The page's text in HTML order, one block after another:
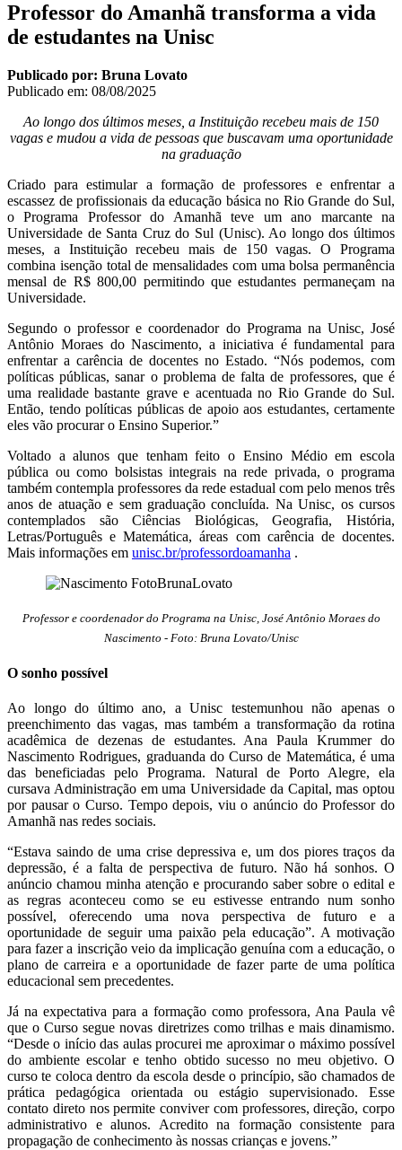
Professor do Amanhã transforma a vida
de estudantes na Unisc
Publicado por: Bruna Lovato
Publicado em: 08/08/2025
Ao longo dos últimos meses, a Instituição recebeu mais de 150
vagas e mudou a vida de pessoas que buscavam uma oportunidade
na graduação
Criado para estimular a formação de professores e enfrentar a
escassez de profissionais da educação básica no Rio Grande do Sul,
o Programa Professor do Amanhã teve um ano marcante na
Universidade de Santa Cruz do Sul (Unisc). Ao longo dos últimos
meses, a Instituição recebeu mais de 150 vagas. O Programa
combina isenção total de mensalidades com uma bolsa permanência
mensal de R$ 800,00 permitindo que estudantes permaneçam na
Universidade.
Segundo o professor e coordenador do Programa na Unisc, José
Antônio Moraes do Nascimento, a iniciativa é fundamental para
enfrentar a carência de docentes no Estado. “Nós podemos, com
políticas públicas, sanar o problema de falta de professores, que é
uma realidade bastante grave e acentuada no Rio Grande do Sul.
Então, tendo políticas públicas de apoio aos estudantes, certamente
eles vão procurar o Ensino Superior.”
Voltado a alunos que tenham feito o Ensino Médio em escola
pública ou como bolsistas integrais na rede privada, o programa
também contempla professores da rede estadual com pelo menos três
anos de atuação e sem graduação concluída. Na Unisc, os cursos
contemplados são Ciências Biológicas, Geografia, História,
Letras/Português e Matemática, áreas com carência de docentes.
Mais informações em unisc.br/professordoamanha .
Professor e coordenador do Programa na Unisc, José Antônio Moraes do
Nascimento - Foto: Bruna Lovato/Unisc
O sonho possível
Ao longo do último ano, a Unisc testemunhou não apenas o
preenchimento das vagas, mas também a transformação da rotina
acadêmica de dezenas de estudantes. Ana Paula Krummer do
Nascimento Rodrigues, graduanda do Curso de Matemática, é uma
das beneficiadas pelo Programa. Natural de Porto Alegre, ela
cursava Administração em uma Universidade da Capital, mas optou
por pausar o Curso. Tempo depois, viu o anúncio do Professor do
Amanhã nas redes sociais.
“Estava saindo de uma crise depressiva e, um dos piores traços da
depressão, é a falta de perspectiva de futuro. Não há sonhos. O
anúncio chamou minha atenção e procurando saber sobre o edital e
as regras aconteceu como se eu estivesse entrando num sonho
possível, oferecendo uma nova perspectiva de futuro e a
oportunidade de seguir uma paixão pela educação”. A motivação
para fazer a inscrição veio da implicação genuína com a educação, o
plano de carreira e a oportunidade de fazer parte de uma política
educacional sem precedentes.
Já na expectativa para a formação como professora, Ana Paula vê
que o Curso segue novas diretrizes como trilhas e mais dinamismo.
“Desde o início das aulas procurei me aproximar o máximo possível
do ambiente escolar e tenho obtido sucesso no meu objetivo. O
curso te coloca dentro da escola desde o princípio, são chamados de
prática pedagógica orientada ou estágio supervisionado. Esse
contato direto nos permite conviver com professores, direção, corpo
administrativo e alunos. Acredito na formação consistente para
propagação de conhecimento às nossas crianças e jovens.”